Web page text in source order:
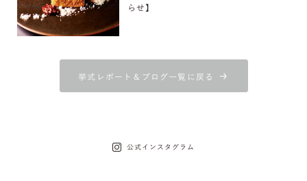
らせ】
挙式レポート＆ブログ一覧に戻る
公式インスタグラム